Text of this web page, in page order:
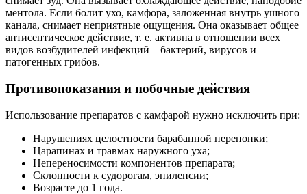
ментола. Если болит ухо, камфора, заложенная внутрь ушного
канала, снимает неприятные ощущения. Она оказывает общее
антисептическое действие, т. е. активна в отношении всех
видов возбудителей инфекций – бактерий, вирусов и
патогенных грибов.
Противопоказания и побочные действия
Использование препаратов с камфарой нужно исключить при:
Нарушениях целостности барабанной перепонки;
Царапинах и травмах наружного уха;
Непереносимости компонентов препарата;
Склонности к судорогам, эпилепсии;
Возрасте до 1 года.